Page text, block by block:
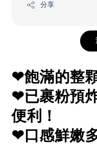
分享
❤飽滿的整
❤已裹粉預
便利！
❤口感鮮嫩